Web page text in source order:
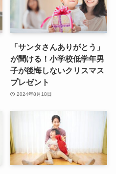
「サンタさんありがとう」
が聞ける！小学校低学年男
子が後悔しないクリスマス
プレゼント
2024年8月18日